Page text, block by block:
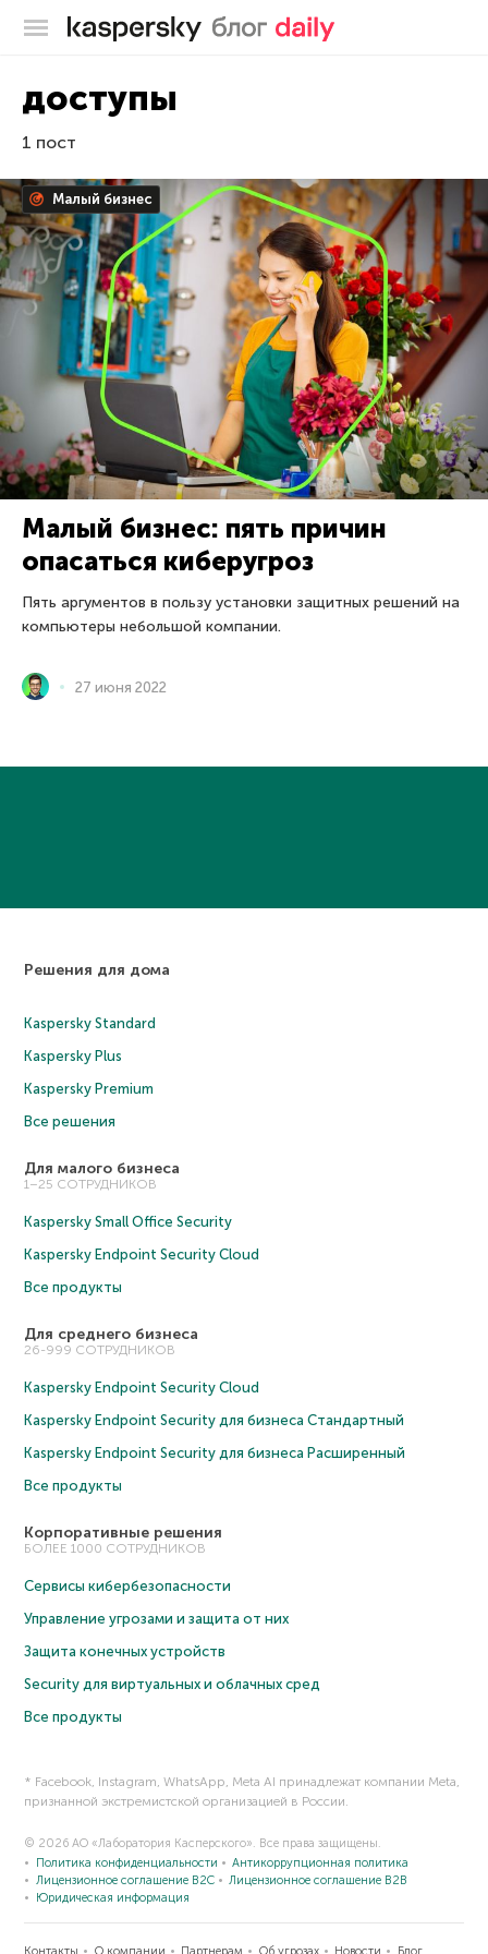
Блог Касперского
доступы
1 пост
Малый бизнес
Малый бизнес: пять причин
опасаться киберугроз
Пять аргументов в пользу установки защитных решений на
компьютеры небольшой компании.
27 июня 2022
Решения для дома
Kaspersky Standard
Kaspersky Plus
Kaspersky Premium
Все решения
Для малого бизнеса
1–25 СОТРУДНИКОВ
Kaspersky Small Office Security
Kaspersky Endpoint Security Cloud
Все продукты
Для среднего бизнеса
26-999 СОТРУДНИКОВ
Kaspersky Endpoint Security Cloud
Kaspersky Endpoint Security для бизнеса Cтандартный
Kaspersky Endpoint Security для бизнеса Расширенный
Все продукты
Корпоративные решения
БОЛЕЕ 1000 СОТРУДНИКОВ
Сервисы кибербезопасности
Управление угрозами и защита от них
Защита конечных устройств
Security для виртуальных и облачных сред
Все продукты
* Facebook, Instagram, WhatsApp, Meta AI принадлежат компании Meta,
признанной экстремистской организацией в России.
© 2026 АО «Лаборатория Касперского». Все права защищены.
Политика конфиденциальности
Антикоррупционная политика
Лицензионное соглашение B2C
Лицензионное соглашение B2B
Юридическая информация